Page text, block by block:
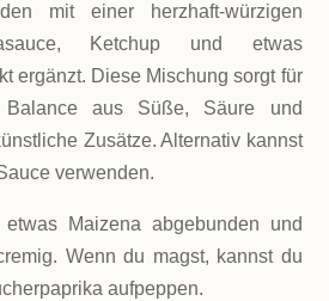
mit einer herzhaft-würzigen
Ketchup und etwas
ergänzt. Diese Mischung sorgt für
Balance aus Süße, Säure und
Zusätze. Alternativ kannst
verwenden.
Maizena abgebunden und
Wenn du magst, kannst du
aufpeppen.